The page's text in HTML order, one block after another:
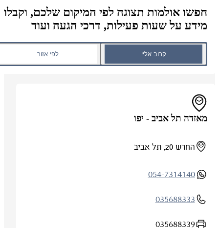
חפשו אולמות תצוגה לפי המיקום שלכם, וקבלו
מידע על שעות פעילות, דרכי הגעה ועוד
קרוב אליי לפי אזור
מאזדה תל אביב - יפו
החרש 20, תל אביב
054-7314140
035688333
035688339